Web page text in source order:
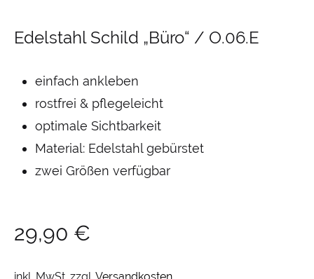
Edelstahl Schild „Büro“ / O.06.E
einfach ankleben
rostfrei & pflegeleicht
optimale Sichtbarkeit
Material: Edelstahl gebürstet
zwei Größen verfügbar
29,90 €